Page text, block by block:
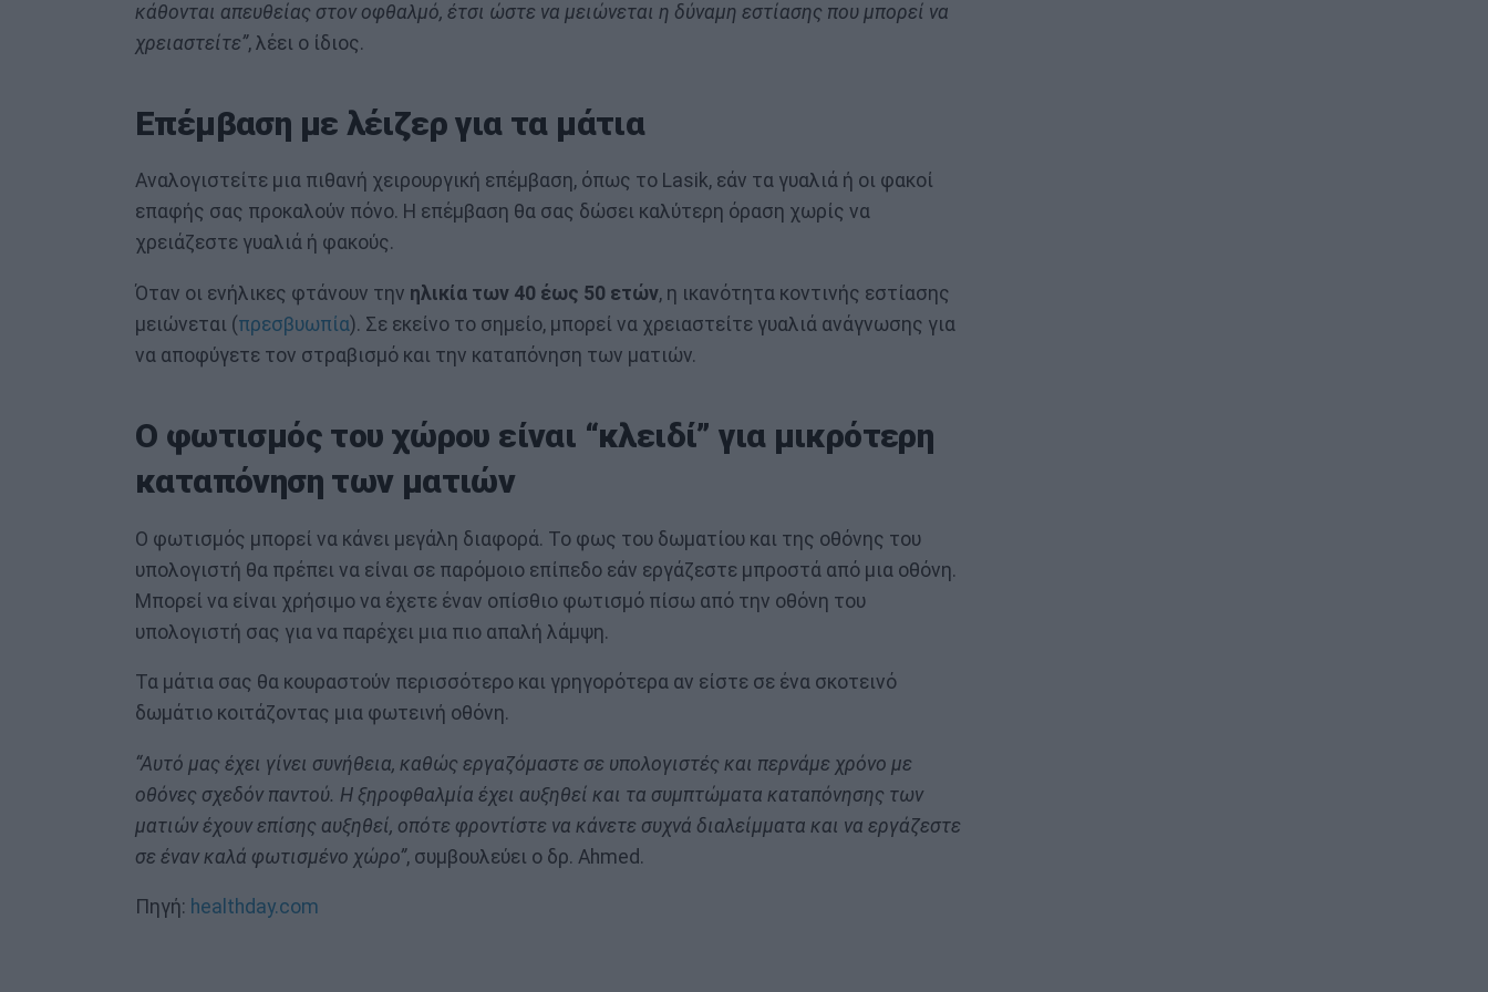
κάθονται απευθείας στον οφθαλμό, έτσι ώστε να μειώνεται η δύναμη εστίασης που μπορεί να
χρειαστείτε”, λέει ο ίδιος.
Επέμβαση με λέιζερ για τα μάτια
Αναλογιστείτε μια πιθανή χειρουργική επέμβαση, όπως το Lasik, εάν τα γυαλιά ή οι φακοί
επαφής σας προκαλούν πόνο. Η επέμβαση θα σας δώσει καλύτερη όραση χωρίς να
χρειάζεστε γυαλιά ή φακούς.
Όταν οι ενήλικες φτάνουν την ηλικία των 40 έως 50 ετών, η ικανότητα κοντινής εστίασης
μειώνεται (πρεσβυωπία). Σε εκείνο το σημείο, μπορεί να χρειαστείτε γυαλιά ανάγνωσης για
να αποφύγετε τον στραβισμό και την καταπόνηση των ματιών.
Ο φωτισμός του χώρου είναι “κλειδί” για μικρότερη
καταπόνηση των ματιών
Ο φωτισμός μπορεί να κάνει μεγάλη διαφορά. Το φως του δωματίου και της οθόνης του
υπολογιστή θα πρέπει να είναι σε παρόμοιο επίπεδο εάν εργάζεστε μπροστά από μια οθόνη.
Μπορεί να είναι χρήσιμο να έχετε έναν οπίσθιο φωτισμό πίσω από την οθόνη του
υπολογιστή σας για να παρέχει μια πιο απαλή λάμψη.
Τα μάτια σας θα κουραστούν περισσότερο και γρηγορότερα αν είστε σε ένα σκοτεινό
δωμάτιο κοιτάζοντας μια φωτεινή οθόνη.
“Αυτό μας έχει γίνει συνήθεια, καθώς εργαζόμαστε σε υπολογιστές και περνάμε χρόνο με
οθόνες σχεδόν παντού. Η ξηροφθαλμία έχει αυξηθεί και τα συμπτώματα καταπόνησης των
ματιών έχουν επίσης αυξηθεί, οπότε φροντίστε να κάνετε συχνά διαλείμματα και να εργάζεστε
σε έναν καλά φωτισμένο χώρο”, συμβουλεύει ο δρ. Ahmed.
Πηγή: healthday.com